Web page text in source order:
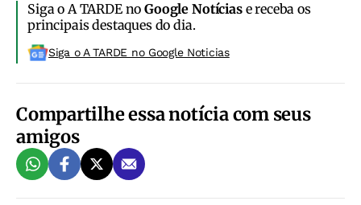
Siga o A TARDE noGoogle Notíciase receba os
principais destaques do dia.
Siga o A TARDE no Google Noticias
Compartilhe essa notícia com seus
amigos